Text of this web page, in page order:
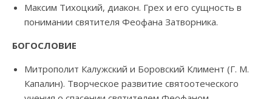
Максим Тихоцкий, диакон. Грех и его сущность в
понимании святителя Феофана Затворника.
БОГОСЛОВИЕ
Митрополит Калужский и Боровский Климент (Г. М.
Капалин). Творческое развитие святоотеческого